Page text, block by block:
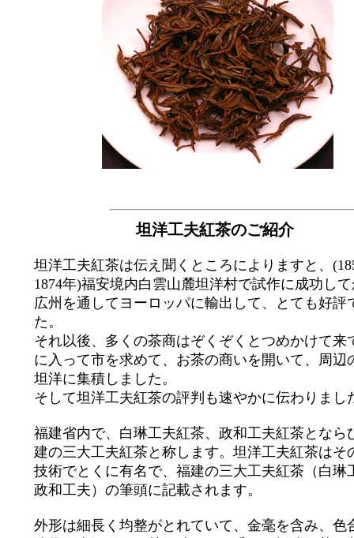
坦洋工夫紅茶のご紹介
坦洋工夫紅茶は伝え聞くところによりますと、
1874年)福安境内白雲山麓坦洋村で試作に成功し
広州を通してヨーロッパに輸出して、とても好評
た。
それ以後、多くの茶商はぞくぞくとつめかけて来
に入って市を求めて、お茶の商いを開いて、周辺
坦洋に集積しました。
そして坦洋工夫紅茶の評判も速やかに伝わりまし
福建省内で、白琳工夫紅茶、政和工夫紅茶となら
建の三大工夫紅茶と称します。坦洋工夫紅茶はそ
技術でとくに有名で、福建の三大工夫紅茶（白琳
政和工夫）の筆頭に記載されます。
外形は細長く均整がとれていて、金毫を含み、色